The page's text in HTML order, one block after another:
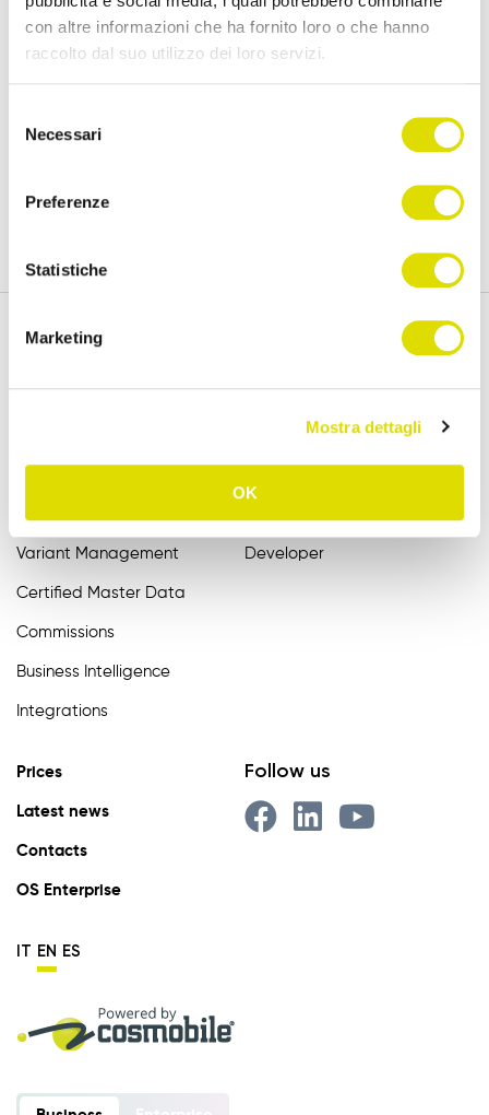
con altre informazioni che ha fornito loro o che hanno
raccolto dal suo utilizzo dei loro servizi.
all'informativa:
https://www.ordersender.com/cookie-
delNecessari
Preferenze
Statistiche
Marketing
Mostra dettagli
OK
Boost your sales!
15 days.
Features
B2B Order Sender
Variant Management
Certified Master Data
Commissions
Business Intelligence
Integrations
Assistance
Developer
Prices
Latest news
Contacts
OS Enterprise
IT EN ES
Follow us